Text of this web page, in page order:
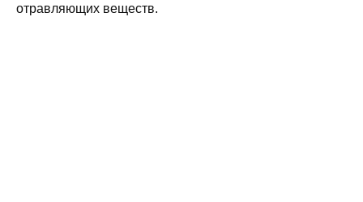
отравляющих веществ.